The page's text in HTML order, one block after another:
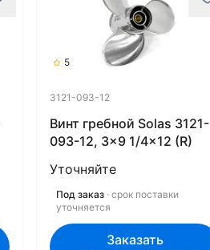
5
3121-093-12
Винт гребной Solas 3121-
093-12, 3x9 1/4x12 (R)
Уточняйте
Под заказ · срок поставки
уточняется
Заказать